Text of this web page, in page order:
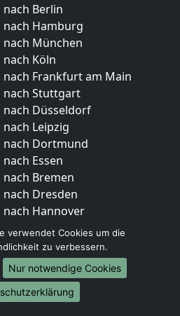
Berlin
Hamburg
München
Köln
Frankfurt am Main
nach Stuttgart
Düsseldorf
Leipzig
nach Dortmund
Essen
Bremen
Dresden
Hannover
nach Nürnberg
nach Duisburg
nach Bochum
nach Wuppertal
Bielefeld
verwendet Cookies um die
zu verbessern.
Nur notwendige Cookies